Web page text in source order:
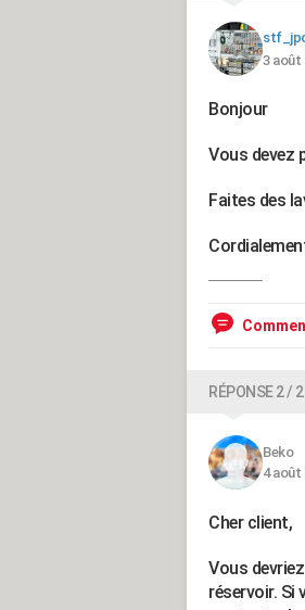
3 août
Bonjour
Vous devez
Faites des
RÉPONSE 2 / 2
Beko
4 août
Cher client,
Vous
réservoir. Si